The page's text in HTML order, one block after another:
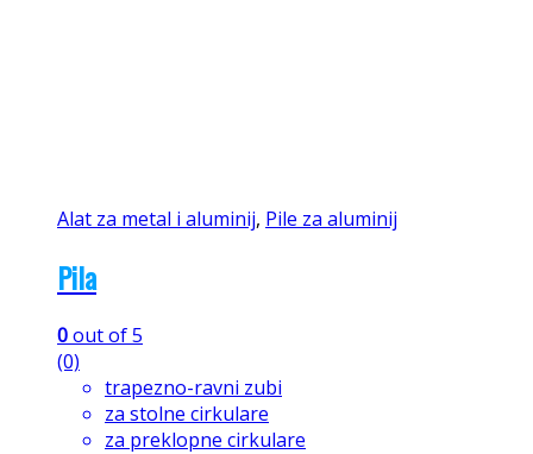
Alat za metal i aluminij, Pile za aluminij
Pila
0out of 5
(0)
trapezno-ravni zubi
za stolne cirkulare
za preklopne cirkulare